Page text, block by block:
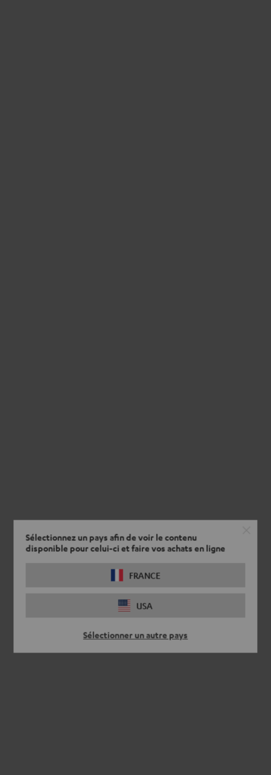
Sélectionnez un pays afin de voir le contenu
disponible pour celui-ci et faire vos achats en ligne
FRANCE
USA
Sélectionner un autre pays